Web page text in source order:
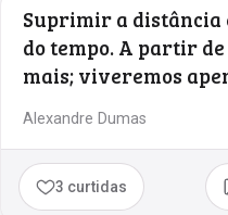
Suprimir a distância
do tempo. A partir
mais; viveremos
Alexandre Dumas
3 curtidas